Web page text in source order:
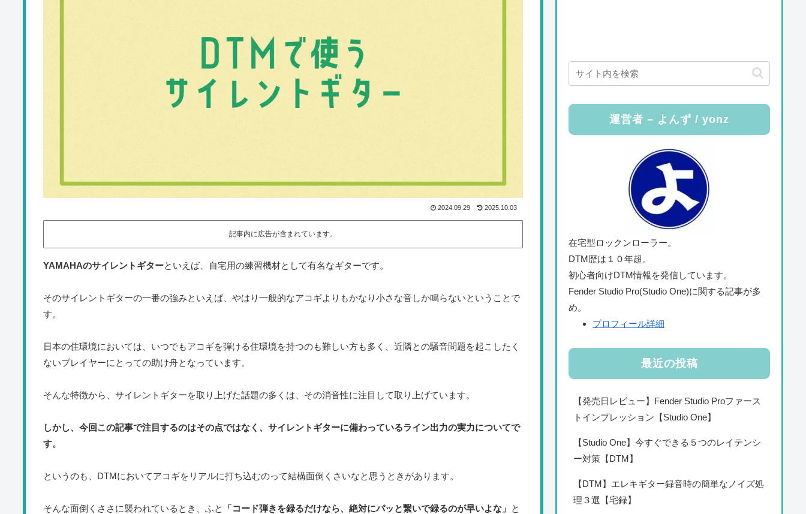
2024.09.29 2025.10.03
記事内に広告が含まれています。
YAMAHAのサイレントギターといえば、自宅用の練習機材として有名なギターです。
そのサイレントギターの一番の強みといえば、やはり一般的なアコギよりもかなり小さな音しか鳴らないということで
す。
日本の住環境においては、いつでもアコギを弾ける住環境を持つのも難しい方も多く、近隣との騒音問題を起こしたく
ないプレイヤーにとっての助け舟となっています。
そんな特徴から、サイレントギターを取り上げた話題の多くは、その消音性に注目して取り上げています。
しかし、今回この記事で注目するのはその点ではなく、サイレントギターに備わっているライン出力の実力についてで
す。
というのも、DTMにおいてアコギをリアルに打ち込むのって結構面倒くさいなと思うときがあります。
そんな面倒くささに襲われているとき、ふと 「コード弾きを録るだけなら、絶対にパッと繋いで録るのが早いよな」 と
運営者 – よんず / yonz
在宅型ロックンローラー。
DTM歴は１０年超。
初心者向けDTM情報を発信しています。
Fender Studio Pro(Studio One)に関する記事が多
め。
プロフィール詳細
最近の投稿
【発売日レビュー】Fender Studio Proファース
トインプレッション【Studio One】
【Studio One】今すぐできる５つのレイテンシ
ー対策【DTM】
【DTM】エレキギター録音時の簡単なノイズ処
理３選【宅録】